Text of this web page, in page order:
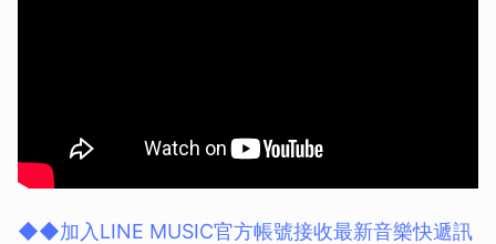
◆◆加入LINE MUSIC官方帳號接收最新音樂快遞訊